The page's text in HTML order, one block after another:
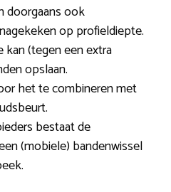
doorgaans ook
op profieldiepte.
kan (tegen een extra
opslaan.
het te combineren met
bestaat de
(mobiele) bandenwissel